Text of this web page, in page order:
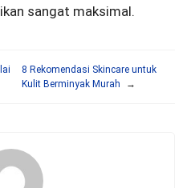
sangat maksimal.
8 Rekomendasi Skincare untuk
Kulit Berminyak Murah
→